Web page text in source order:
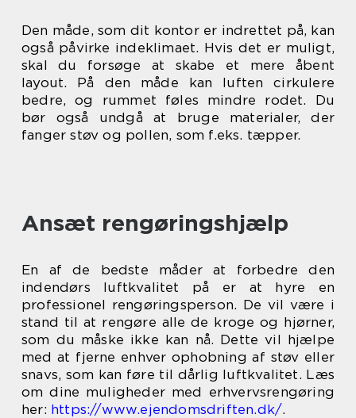
Den måde, som dit kontor er indrettet på, kan
også påvirke indeklimaet. Hvis det er muligt,
skal du forsøge at skabe et mere åbent
layout. På den måde kan luften cirkulere
bedre, og rummet føles mindre rodet. Du
bør også undgå at bruge materialer, der
fanger støv og pollen, som f.eks. tæpper.
Ansæt rengøringshjælp
En af de bedste måder at forbedre den
indendørs luftkvalitet på er at hyre en
professionel rengøringsperson. De vil være i
stand til at rengøre alle de kroge og hjørner,
som du måske ikke kan nå. Dette vil hjælpe
med at fjerne enhver ophobning af støv eller
snavs, som kan føre til dårlig luftkvalitet. Læs
om dine muligheder med erhvervsrengøring
her: https://www.ejendomsdriften.dk/.